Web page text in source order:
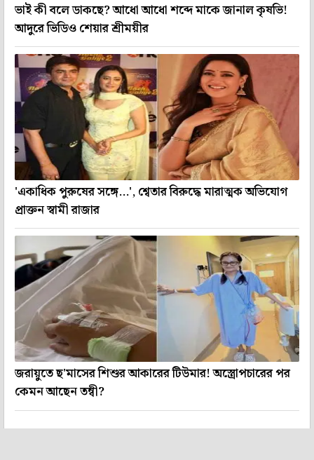
ভাই কী বলে ডাকছে? আধো আধো শব্দে মাকে জানাল কৃষভি!
আদুরে ভিডিও শেয়ার শ্রীময়ীর
'একাধিক পুরুষের সঙ্গে...', শ্বেতার বিরুদ্ধে মারাত্মক অভিযোগ
প্রাক্তন স্বামী রাজার
জরায়ুতে ছ'মাসের শিশুর আকারের টিউমার! অস্ত্রোপচারের পর
কেমন আছেন তন্বী?